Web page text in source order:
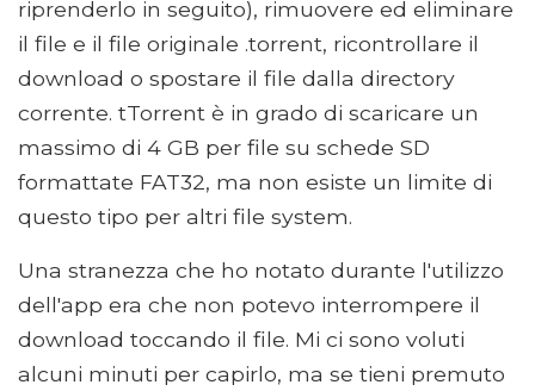
riprenderlo in seguito), rimuovere ed eliminare
il file e il file originale .torrent, ricontrollare il
download o spostare il file dalla directory
corrente. tTorrent è in grado di scaricare un
massimo di 4 GB per file su schede SD
formattate FAT32, ma non esiste un limite di
questo tipo per altri file system.
Una stranezza che ho notato durante l'utilizzo
dell'app era che non potevo interrompere il
download toccando il file. Mi ci sono voluti
alcuni minuti per capirlo, ma se tieni premuto